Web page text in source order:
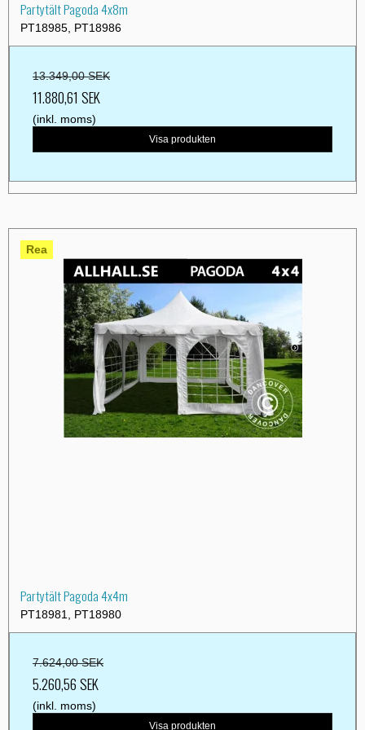
Partytält Pagoda 4x8m
PT18985, PT18986
13.349,00 SEK
11.880,61 SEK
(inkl. moms)
Visa produkten
Rea
Partytält Pagoda 4x4m
PT18981, PT18980
7.624,00 SEK
5.260,56 SEK
(inkl. moms)
Visa produkten